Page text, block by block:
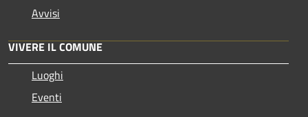
Avvisi
VIVERE IL COMUNE
Luoghi
Eventi